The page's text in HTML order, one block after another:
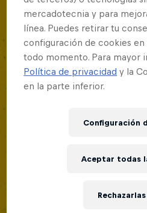
mercadotecnia y para
línea. Puedes retirar tu
configuración de cookies
todo momento. Para mayor
Política de privacidad y la
en la parte inferior.
Configuración
Aceptar todas